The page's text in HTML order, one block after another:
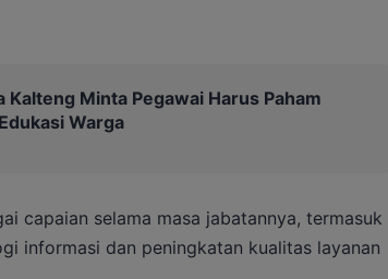
Kalteng Minta Pegawai Harus Paham
Warga
capaian selama masa jabatannya, termasuk
informasi dan peningkatan kualitas layanan